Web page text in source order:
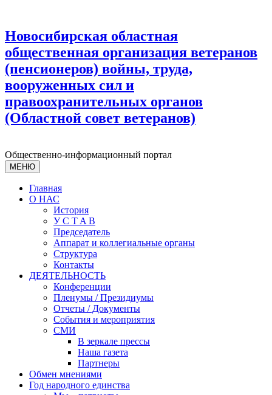
Новосибирская областная
общественная организация ветеранов
(пенсионеров) войны, труда,
вооруженных сил и
правоохранительных органов
(Областной совет ветеранов)
Общественно-информационный портал
МЕНЮ
Главная
О НАС
История
У С T A B
Председатель
Аппарат и коллегиальные органы
Структура
Контакты
ДЕЯТЕЛЬНОСТЬ
Конференции
Пленумы / Президиумы
Отчеты / Документы
События и мероприятия
СМИ
В зеркале прессы
Наша газета
Партнеры
Обмен мнениями
Год народного единства